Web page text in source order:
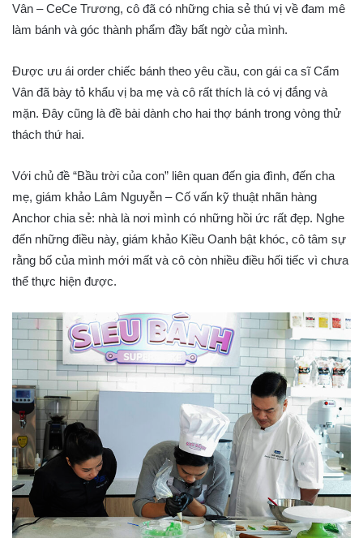
Vân – CeCe Trương, cô đã có những chia sẻ thú vị về đam mê
làm bánh và góc thành phẩm đầy bất ngờ của mình.
Được ưu ái order chiếc bánh theo yêu cầu, con gái ca sĩ Cẩm
Vân đã bày tỏ khẩu vị ba mẹ và cô rất thích là có vị đắng và
mặn. Đây cũng là đề bài dành cho hai thợ bánh trong vòng thử
thách thứ hai.
Với chủ đề “Bầu trời của con” liên quan đến gia đình, đến cha
mẹ, giám khảo Lâm Nguyễn – Cố vấn kỹ thuật nhãn hàng
Anchor chia sẻ: nhà là nơi mình có những hồi ức rất đẹp. Nghe
đến những điều này, giám khảo Kiều Oanh bật khóc, cô tâm sự
rằng bố của mình mới mất và cô còn nhiều điều hối tiếc vì chưa
thể thực hiện được.